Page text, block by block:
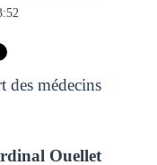
des médecins
Ouellet